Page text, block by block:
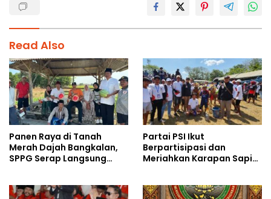
Read Also
Panen Raya di Tanah
Merah Dajah Bangkalan,
SPPG Serap Langsung
Partai PSI Ikut
Berpartisipasi dan
Meriahkan Karapan Sapi